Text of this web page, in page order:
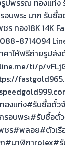
อบพระ นาก รับซื้
ร ทอง18K 14K
8714094
คาให้ฟรีถ่ายรูปส่
ti/p/
งแท่ง#รับซื้อตั๋ว
รอบพระ#รับซื้อตั๋ว
ชร#พลอย#ตัวเรื
#นาฬิกาrolex#